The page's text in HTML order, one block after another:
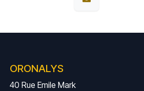
ORONALYS
40 Rue Emile Mark